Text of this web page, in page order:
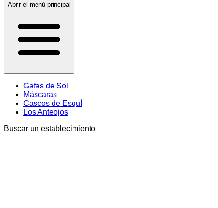
Abrir el menú principal
Gafas de Sol
Máscaras
Cascos de EsquÍ
Los Anteojos
Buscar un establecimiento